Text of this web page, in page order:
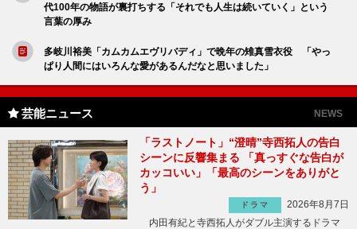
代100年の物語が裏打ちする「それでも人生は続いていく」という
言葉の厚み
多岐川裕美「カムカムエヴリバディ」で晩年の雉真雪衣役 「やっ
ぱり人間にはいろんな愛があるんだなと思いました」
芸能ニュース NEWS
「ラストノート」“澄晴”寺西拓人の告白
シーンに反響集まる 「真っすぐな告白が
カッコいい」「最高のシーンをありがと
う」
ドラマ
2026年8月7日
内田有紀と寺西拓人がダブル主演するドラマ